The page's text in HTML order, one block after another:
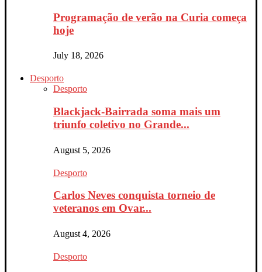
Programação de verão na Curia começa
hoje
July 18, 2026
Desporto
Desporto
Blackjack-Bairrada soma mais um
triunfo coletivo no Grande...
August 5, 2026
Desporto
Carlos Neves conquista torneio de
veteranos em Ovar...
August 4, 2026
Desporto